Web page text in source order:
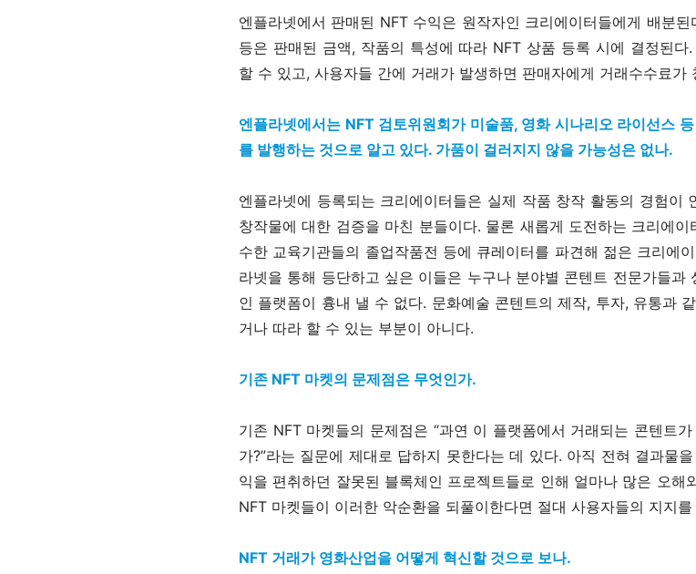
엔플라넷에서 판매된 NFT 수익은 원작자인 크리에이터들에게 배분
등은 판매된 금액, 작품의 특성에 따라 NFT 상품 등록 시에 결정된
할 수 있고, 사용자들 간에 거래가 발생하면 판매자에게 거래수수료가
엔플라넷에서는 NFT 검토위원회가 미술품, 영화 시나리오 라이선스
를 발행하는 것으로 알고 있다. 가품이 걸러지지 않을 가능성은 없나.
엔플라넷에 등록되는 크리에이터들은 실제 작품 창작 활동의 경험이
창작물에 대한 검증을 마친 분들이다. 물론 새롭게 도전하는 크리에
수한 교육기관들의 졸업작품전 등에 큐레이터를 파견해 젊은 크리에
라넷을 통해 등단하고 싶은 이들은 누구나 분야별 콘텐트 전문가들과
인 플랫폼이 흉내 낼 수 없다. 문화예술 콘텐트의 제작, 투자, 유통과
거나 따라 할 수 있는 부분이 아니다.
기존 NFT 마켓의 문제점은 무엇인가.
기존 NFT 마켓들의 문제점은 “과연 이 플랫폼에서 거래되는 콘텐트
가?”라는 질문에 제대로 답하지 못한다는 데 있다. 아직 전혀 결과물
익을 편취하던 잘못된 블록체인 프로젝트들로 인해 얼마나 많은 오
NFT 마켓들이 이러한 악순환을 되풀이한다면 절대 사용자들의 지지
NFT 거래가 영화산업을 어떻게 혁신할 것으로 보나.